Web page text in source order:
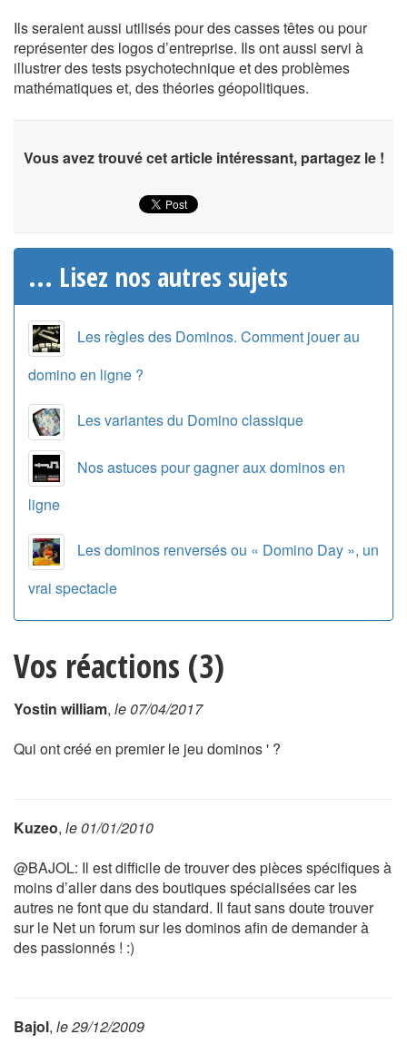
Ils seraient aussi utilisés pour des casses têtes ou pour
représenter des logos d’entreprise. Ils ont aussi servi à
illustrer des tests psychotechnique et des problèmes
mathématiques et, des théories géopolitiques.
Vous avez trouvé cet article intéressant, partagez le !
... Lisez nos autres sujets
Les règles des Dominos. Comment jouer au
domino en ligne ?
Les variantes du Domino classique
Nos astuces pour gagner aux dominos en
ligne
Les dominos renversés ou « Domino Day », un
vrai spectacle
Vos réactions (3)
Yostin william, le 07/04/2017
Qui ont créé en premier le jeu dominos ' ?
Kuzeo, le 01/01/2010
@BAJOL: Il est difficile de trouver des pièces spécifiques à
moins d’aller dans des boutiques spécialisées car les
autres ne font que du standard. Il faut sans doute trouver
sur le Net un forum sur les dominos afin de demander à
des passionnés ! :)
Bajol, le 29/12/2009